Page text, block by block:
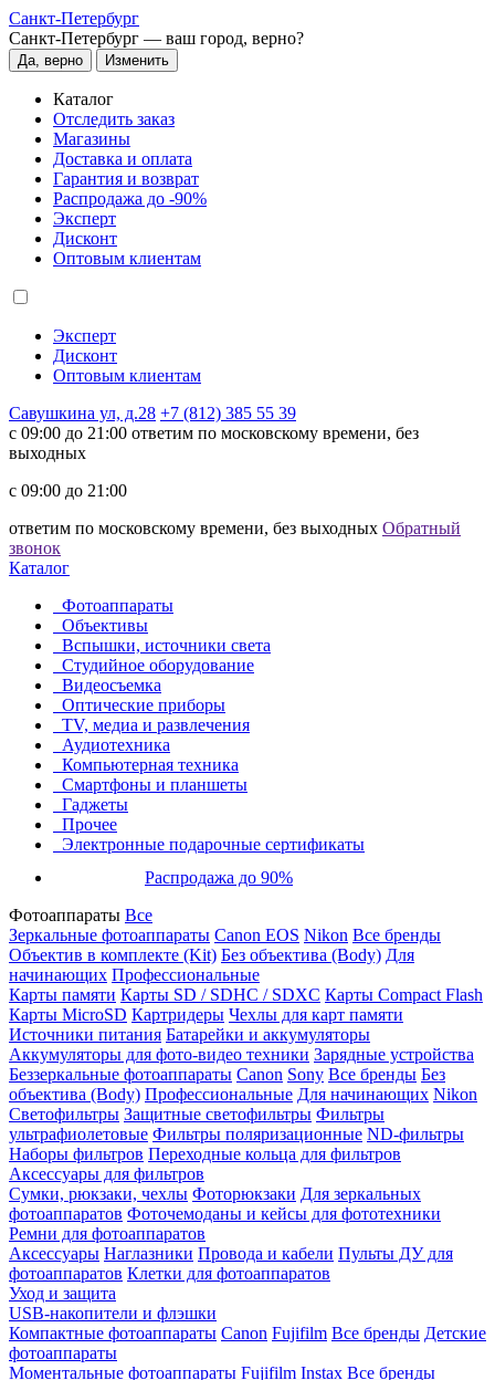
Санкт-Петербург
Санкт-Петербург — ваш город, верно?
Да, верно Изменить
Каталог
Отследить заказ
Магазины
Доставка и оплата
Гарантия и возврат
Распродажа до -90%
Эксперт
Дисконт
Оптовым клиентам
Эксперт
Дисконт
Оптовым клиентам
Савушкина ул, д.28 +7 (812) 385 55 39
c 09:00 до 21:00 ответим по московскому времени, без
выходных
c 09:00 до 21:00
ответим по московскому времени, без выходных Обратный
звонок
Каталог
Фотоаппараты
Объективы
Вспышки, источники света
Студийное оборудование
Видеосъемка
Оптические приборы
TV, медиа и развлечения
Аудиотехника
Компьютерная техника
Смартфоны и планшеты
Гаджеты
Прочее
Электронные подарочные сертификаты
Распродажа до 90%
Фотоаппараты Все
Зеркальные фотоаппараты Canon EOS Nikon Все бренды
Объектив в комплекте (Kit) Без объектива (Body) Для
начинающих Профессиональные
Карты памяти Карты SD / SDHC / SDXC Карты Compact Flash
Карты MicroSD Картридеры Чехлы для карт памяти
Источники питания Батарейки и аккумуляторы
Аккумуляторы для фото-видео техники Зарядные устройства
Беззеркальные фотоаппараты Canon Sony Все бренды Без
объектива (Body) Профессиональные Для начинающих Nikon
Светофильтры Защитные светофильтры Фильтры
ультрафиолетовые Фильтры поляризационные ND-фильтры
Наборы фильтров Переходные кольца для фильтров
Аксессуары для фильтров
Сумки, рюкзаки, чехлы Фоторюкзаки Для зеркальных
фотоаппаратов Фоточемоданы и кейсы для фототехники
Ремни для фотоаппаратов
Аксессуары Наглазники Провода и кабели Пульты ДУ для
фотоаппаратов Клетки для фотоаппаратов
Уход и защита
USB-накопители и флэшки
Компактные фотоаппараты Canon Fujifilm Все бренды Детские
фотоаппараты
Моментальные фотоаппараты Fujifilm Instax Все бренды